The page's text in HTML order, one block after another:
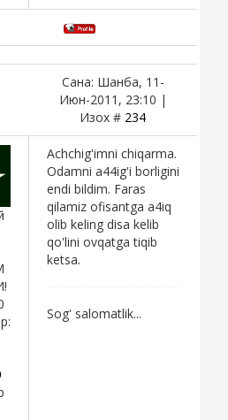
Сана: Шанба, 11-
Июн-2011, 23:10 |
Изох # 234
Achchig'imni chiqarma.
Odamni a44ig'i borligini
endi bildim. Faras
qilamiz ofisantga a4iq
olib keling disa kelib
qo'lini ovqatga tiqib
ketsa.
Sog' salomatlik...